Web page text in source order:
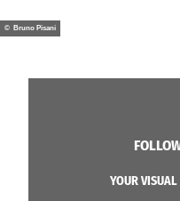
© Bruno Pisani
YOUR